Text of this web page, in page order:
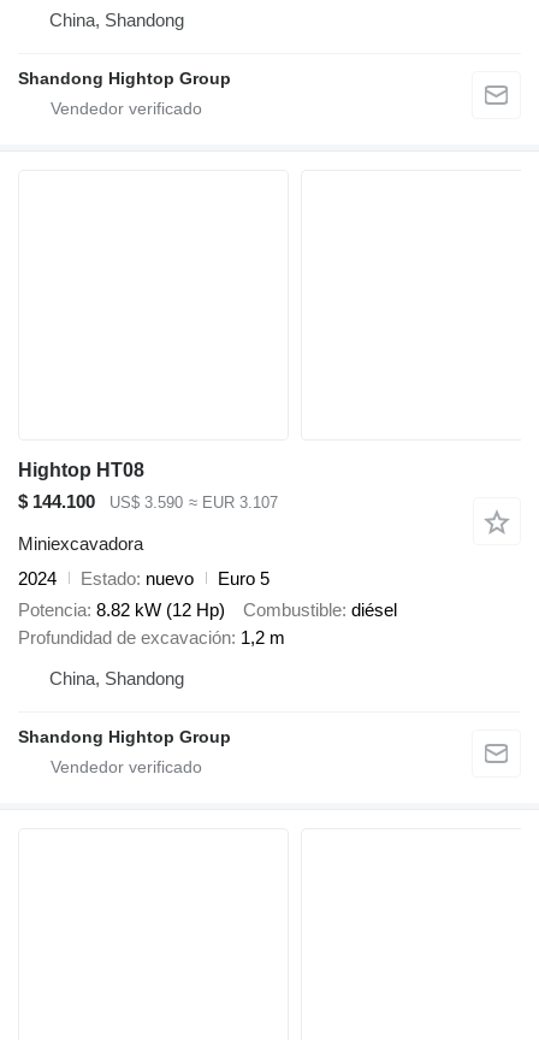
China, Shandong
Shandong Hightop Group
Hightop HT08
$ 144.100
US$ 3.590 ≈ EUR 3.107
Miniexcavadora
2024
Estado nuevo
Euro 5
Potencia 8.82 kW (12 Hp) Combustible diésel
Profundidad de excavación 1,2 m
China, Shandong
Shandong Hightop Group